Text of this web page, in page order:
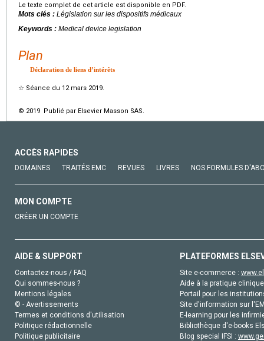
Le texte complet de cet article est disponible en PDF.
Mots clés : Législation sur les dispositifs médicaux
Keywords : Medical device legislation
Plan
Déclaration de liens d’intérêts
☆ Séance du 12 mars 2019.
© 2019 Publié par Elsevier Masson SAS.
ACCÈS RAPIDES
DOMAINES TRAITÉS EMC REVUES LIVRES NOS FORMULES
MON COMPTE
CRÉER UN COMPTE
AIDE & SUPPORT
Contactez-nous / FAQ
Qui sommes-nous ?
Mentions légales
© - Avertissements
Termes et conditions d'utilisation
Politique rédactionnelle
Politique publicitaire
PLATEFORMES
Site e-commerce :
Aide à la pratique
Portail pour les
Site d'information sur
E-learning pour les
Bibliothèque d'e-books
Blog special IFSI :